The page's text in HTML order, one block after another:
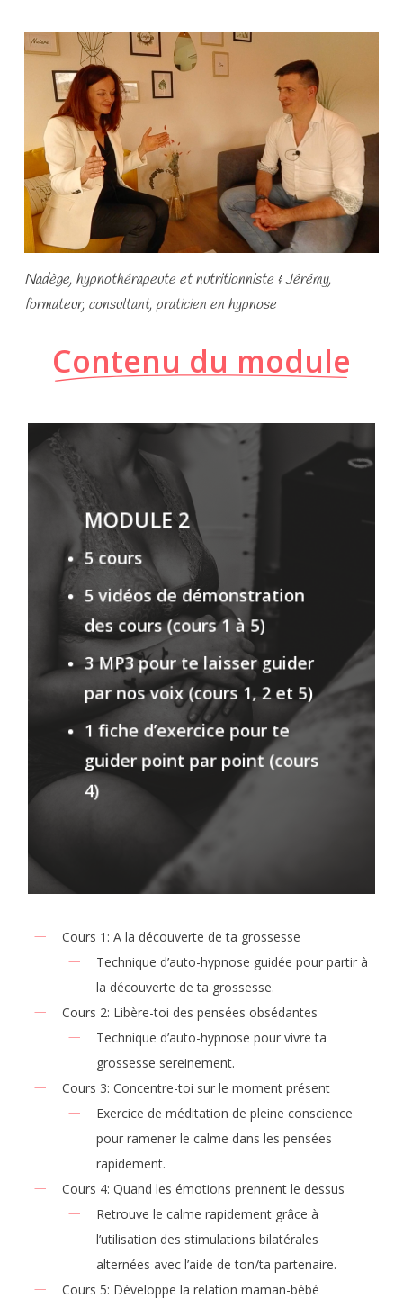
Nadège, hypnothérapeute et nutritionniste &Jérémy,
formateur, consultant, praticien en hypnose
Contenu du module
MODULE 2
5 cours
5 vidéos de démonstration
des cours (cours 1 à 5)
3 MP3 pour te laisser guider
par nos voix (cours 1, 2 et 5)
1 fiche d’exercice pour te
guider point par point (cours
4)
Cours 1: A la découverte de ta grossesse
Technique d’auto-hypnose guidée pour partir à
la découverte de ta grossesse.
Cours 2: Libère-toi des pensées obsédantes
Technique d’auto-hypnose pour vivre ta
grossesse sereinement.
Cours 3: Concentre-toi sur le moment présent
Exercice de méditation de pleine conscience
pour ramener le calme dans les pensées
rapidement.
Cours 4: Quand les émotions prennent le dessus
Retrouve le calme rapidement grâce à
l’utilisation des stimulations bilatérales
alternées avec l’aide de ton/ta partenaire.
Cours 5: Développe la relation maman-bébé